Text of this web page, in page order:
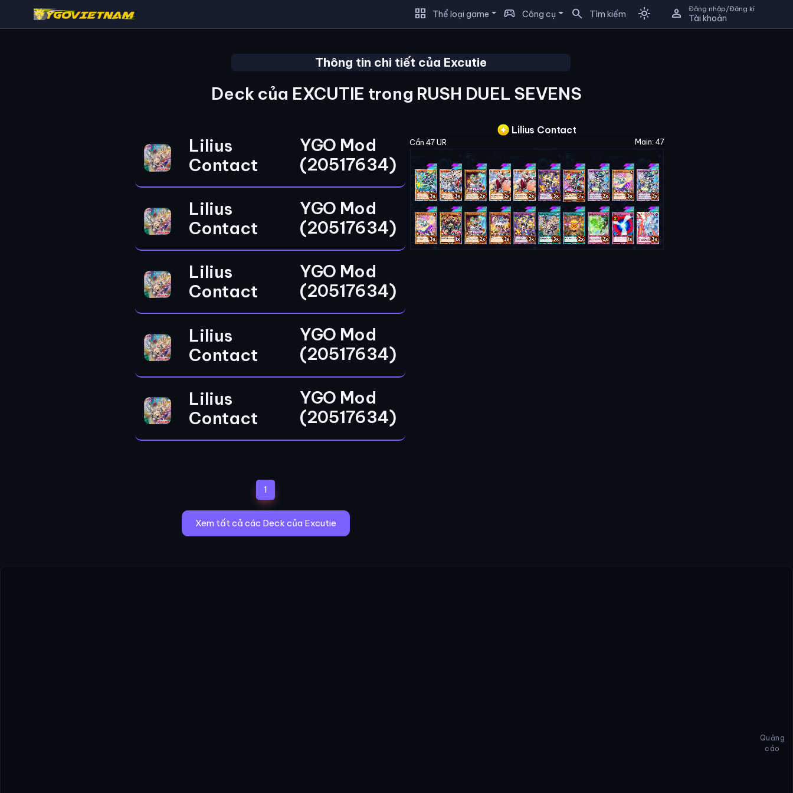
grid_view Thể loại game sports_esports Công cụ search Tìm kiếm light_mode person Đăng nhập/Đăng kí
Tài khoản
Thông tin chi tiết của Excutie
Deck của EXCUTIE trong RUSH DUEL SEVENS
Lilius
Contact
YGO Mod
(20517634)
Lilius Contact
Cần 47 UR Main: 47
Lilius
Contact
YGO Mod
(20517634)
Lilius
Contact
YGO Mod
(20517634)
Lilius
Contact
YGO Mod
(20517634)
Lilius
Contact
YGO Mod
(20517634)
1
Xem tất cả các Deck của Excutie